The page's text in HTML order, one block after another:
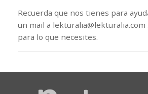
Recuerda que nos tienes para
un mail a lekturalia@lekturalia.com
para lo que necesites.